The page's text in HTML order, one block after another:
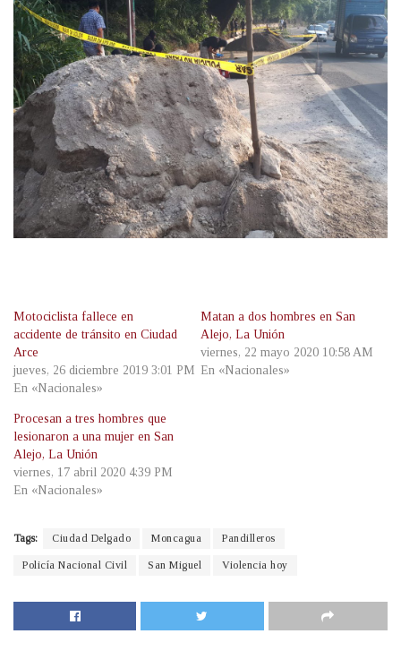
Motociclista fallece en
accidente de tránsito en Ciudad
Arce
jueves, 26 diciembre 2019 3:01 PM
En «Nacionales»
Matan a dos hombres en San
Alejo, La Unión
viernes, 22 mayo 2020 10:58 AM
En «Nacionales»
Procesan a tres hombres que
lesionaron a una mujer en San
Alejo, La Unión
viernes, 17 abril 2020 4:39 PM
En «Nacionales»
Tags: Ciudad Delgado Moncagua Pandilleros
Policía Nacional Civil San Miguel Violencia hoy